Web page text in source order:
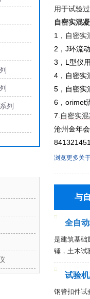
用于试验
自密实混
1，自密实
2，J环流
3，L型仪
4，自密实
5，自密实
6，orimet
7. 自密实
沧州金年会
841321451
浏览更多关
与
全自
是建筑基础
锤，土木试
试验
钢管扣件试
列